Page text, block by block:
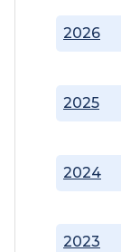
2023
2024
2025
2026